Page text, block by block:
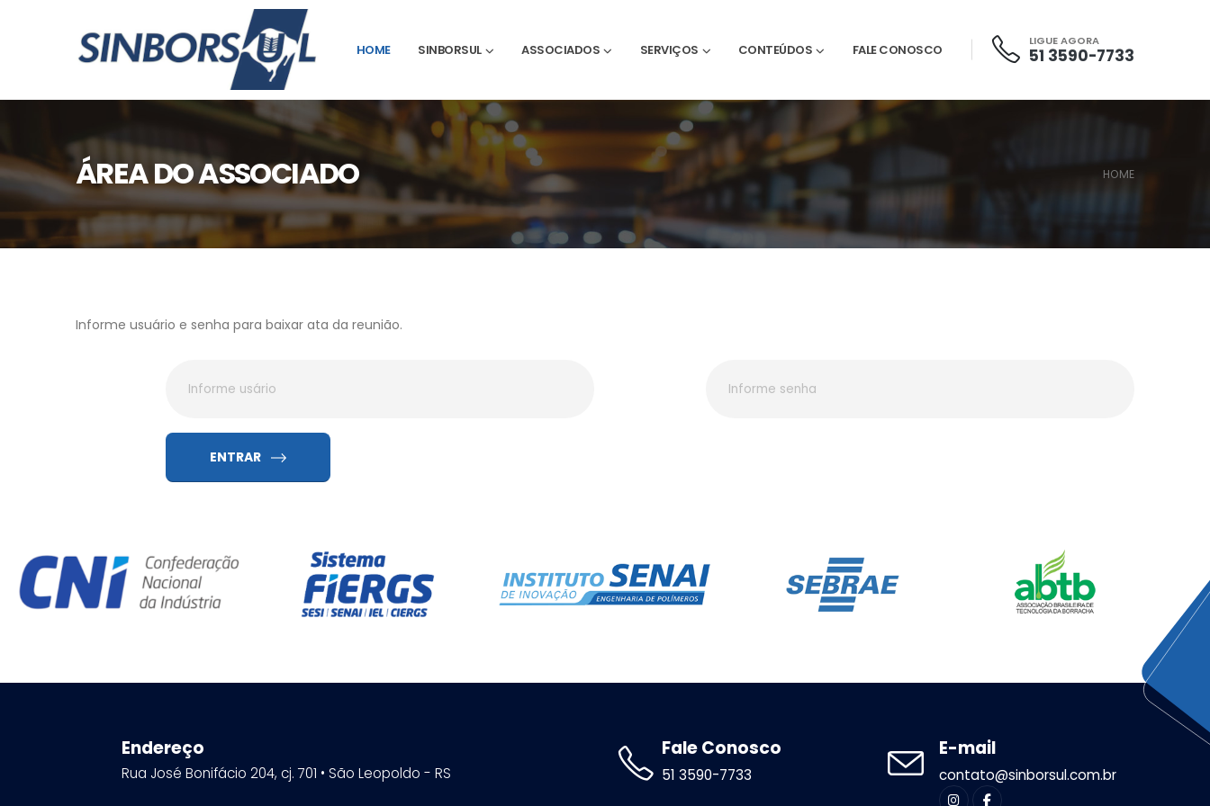
HOME SINBORSUL ASSOCIADOS SERVIÇOS CONTEÚDOS FALE CONOSCO
LIGUE AGORA
51 3590-7733
ÁREA DO ASSOCIADO HOME
Informe usuário e senha para baixar ata da reunião.
ENTRAR
Endereço
Rua José Bonifácio 204, cj. 701 • São Leopoldo - RS
Fale Conosco
51 3590-7733
E-mail
contato@sinborsul.com.br